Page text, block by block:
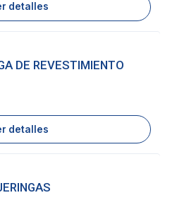
detalles
DE REVESTIMIENTO
detalles